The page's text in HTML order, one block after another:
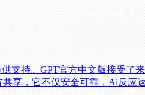
支持。GPT官方中文版接受了
享，它不仅安全可靠，Ai反应